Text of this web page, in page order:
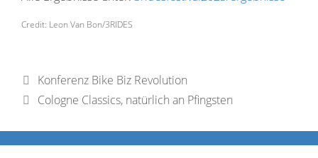
Credit: Leon Van Bon/3RIDES
Konferenz Bike Biz Revolution
Cologne Classics, natürlich an Pfingsten